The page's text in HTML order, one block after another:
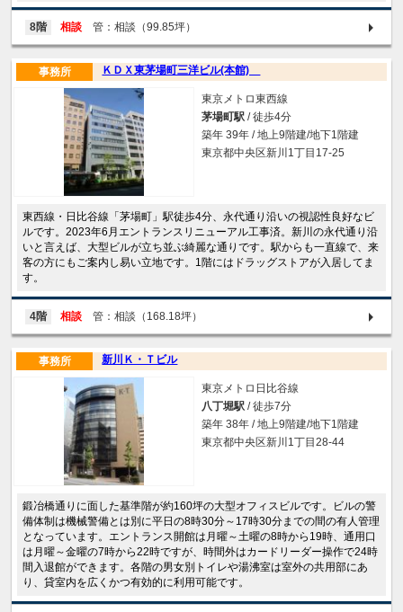
8階 相談 管：相談（99.85坪）
ＫＤＸ東茅場町三洋ビル(本館)
事務所
東京メトロ東西線
茅場町駅 / 徒歩4分
築年 39年 / 地上9階建/地下1階建
東京都中央区新川1丁目17-25
東西線・日比谷線「茅場町」駅徒歩4分、永代通り沿いの視認性良好なビ
ルです。2023年6月エントランスリニューアル工事済。新川の永代通り沿
いと言えば、大型ビルが立ち並ぶ綺麗な通りです。駅からも一直線で、来
客の方にもご案内し易い立地です。1階にはドラッグストアが入居してま
す。
4階 相談 管：相談（168.18坪）
新川Ｋ・Ｔビル
事務所
東京メトロ日比谷線
八丁堀駅 / 徒歩7分
築年 38年 / 地上9階建/地下1階建
東京都中央区新川1丁目28-44
鍛冶橋通りに面した基準階が約160坪の大型オフィスビルです。ビルの警
備体制は機械警備とは別に平日の8時30分～17時30分までの間の有人管理
となっています。エントランス開館は月曜～土曜の8時から19時、通用口
は月曜～金曜の7時から22時ですが、時間外はカードリーダー操作で24時
間入退館ができます。各階の男女別トイレや湯沸室は室外の共用部にあ
り、貸室内を広くかつ有効的に利用可能です。